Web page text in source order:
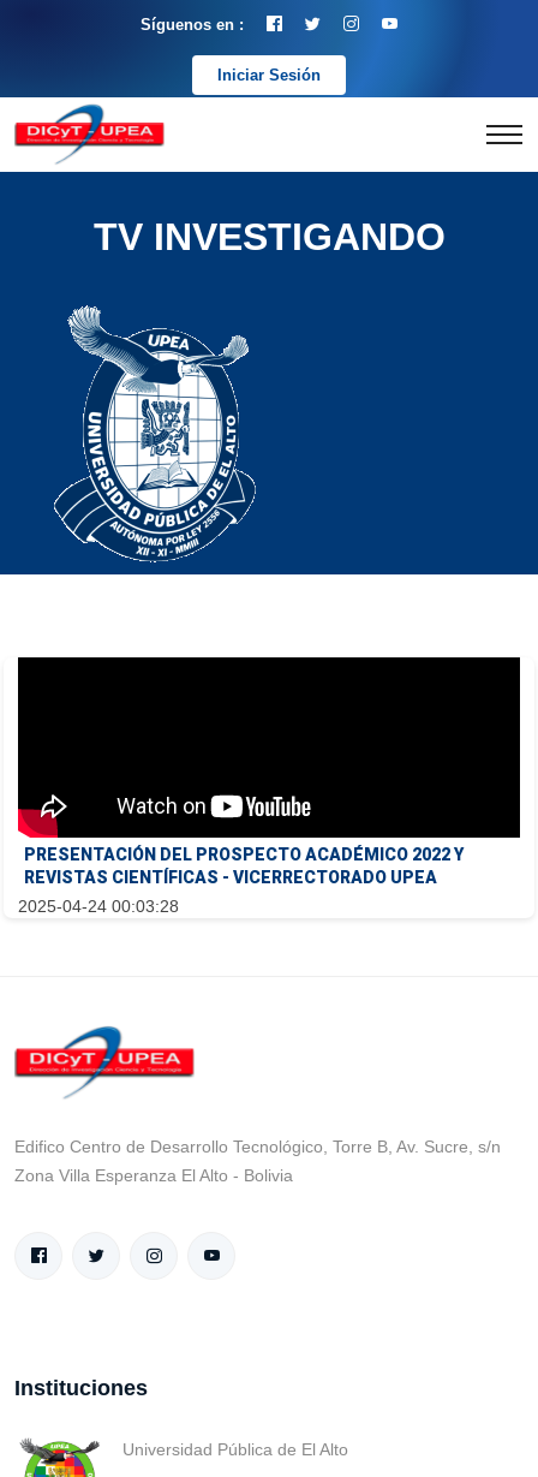
Síguenos en :
Iniciar Sesión
TV INVESTIGANDO
PRESENTACIÓN DEL PROSPECTO ACADÉMICO 2022 Y
REVISTAS CIENTÍFICAS - VICERRECTORADO UPEA
2025-04-24 00:03:28
Edifico Centro de Desarrollo Tecnológico, Torre B, Av. Sucre, s/n
Zona Villa Esperanza El Alto - Bolivia
Instituciones
Universidad Pública de El Alto